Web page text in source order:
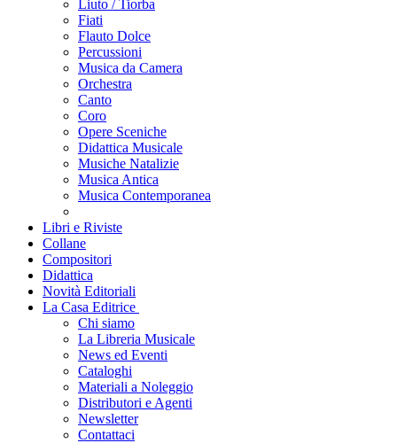
Liuto / Tiorba
Fiati
Flauto Dolce
Percussioni
Musica da Camera
Orchestra
Canto
Coro
Opere Sceniche
Didattica Musicale
Musiche Natalizie
Musica Antica
Musica Contemporanea
Libri e Riviste
Collane
Compositori
Didattica
Novità Editoriali
La Casa Editrice
Chi siamo
La Libreria Musicale
News ed Eventi
Cataloghi
Materiali a Noleggio
Distributori e Agenti
Newsletter
Contattaci